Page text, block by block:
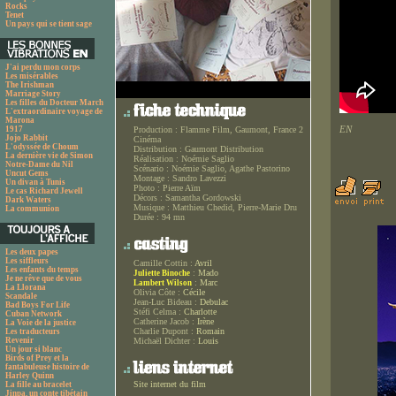
Rocks
Tenet
Un pays qui se tient sage
J'ai perdu mon corps
Les misérables
The Irishman
Marriage Story
Les filles du Docteur March
L'extraordinaire voyage de
Marona
1917
Jojo Rabbit
L'odyssée de Choum
La dernière vie de Simon
Notre-Dame du Nil
Uncut Gems
Un divan à Tunis
Le cas Richard Jewell
Dark Waters
La communion
Les deux papes
Les siffleurs
Les enfants du temps
Je ne rêve que de vous
La Llorana
Scandale
Bad Boys For Life
Cuban Network
La Voie de la justice
Les traducteurs
Revenir
Un jour si blanc
Birds of Prey et la
fantabuleuse histoire de
Harley Quinn
La fille au bracelet
Jinpa, un conte tibétain
Production : Flamme Film, Gaumont, France 2
Cinéma
Distribution : Gaumont Distribution
Réalisation : Noémie Saglio
Scénario : Noémie Saglio, Agathe Pastorino
Montage : Sandro Lavezzi
Photo : Pierre Aïm
Décors : Samantha Gordowski
Musique : Matthieu Chedid, Pierre-Marie Dru
Durée : 94 mn
Camille Cottin : Avril
Juliette Binoche : Mado
Lambert Wilson : Marc
Olivia Côte : Cécile
Jean-Luc Bideau : Debulac
Stéfi Celma : Charlotte
Catherine Jacob : Irène
Charlie Dupont : Romain
Michaël Dichter : Louis
Site internet du film
EN